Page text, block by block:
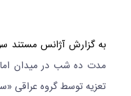
به گزارشآژانس مستند
مدت ده شب در میدان
تعزیه توسط گروه عراقی